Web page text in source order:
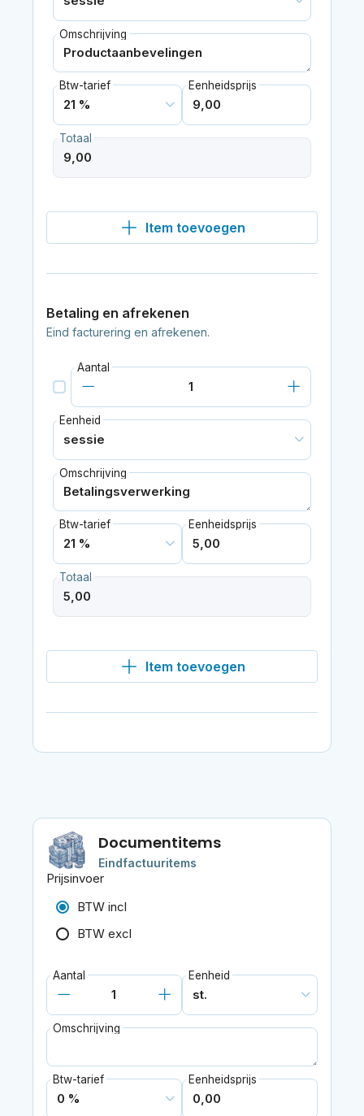
Omschrijving
Btw-tarief Eenheidsprijs
Totaal
Item toevoegen
Betaling en afrekenen
Eind facturering en afrekenen.
Aantal
Eenheid
Omschrijving
Btw-tarief Eenheidsprijs
Totaal
Item toevoegen
Documentitems
Eindfactuuritems
Prijsinvoer
BTW incl
BTW excl
Aantal Eenheid
Omschrijving
Btw-tarief Eenheidsprijs